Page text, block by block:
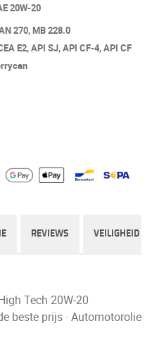
20W-20
270, MB 228.0
E2, API SJ, API CF-4, API CF
REVIEWS VEILIGHEID
Tech 20W-20
beste prijs · Automotorolie